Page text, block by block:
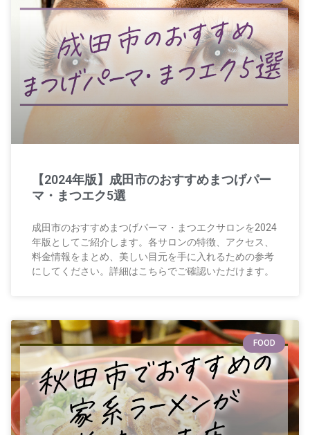
【2024年版】成田市のおすすめまつげパー
マ・まつエク5選
成田市のおすすめまつげパーマ・まつエクサロンを2024
年版としてご紹介します。各サロンの特徴、アクセス、
料金情報をまとめ、美しい目元を手に入れるための参考
にしてください。詳細はこちらでご確認いただけます。
FOOD